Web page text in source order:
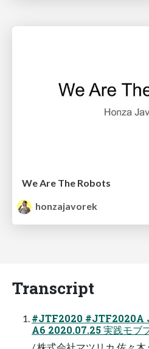
We Are The Robots
honzajavorek
Transcript
#JTF2020 #JTF2020A
A6 2020.07.25 実践モブ
/ 株式会社マツリカ 佐々木